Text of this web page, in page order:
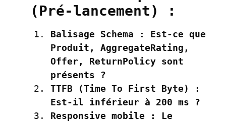
(Pré-lancement) :
Balisage Schema :
Est-ce que
Produit , AggregateRating ,
Offer, ReturnPolicy sont
présents ?
TTFB (Time To First Byte) :
Est-il inférieur à 200 ms ?
Responsive mobile :
Le